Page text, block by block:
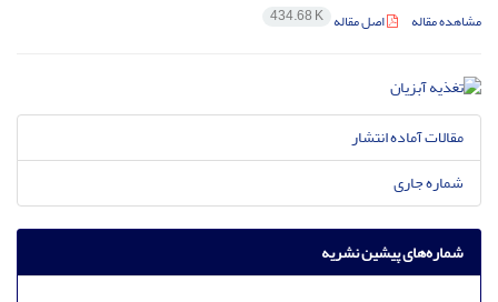
مشاهده مقاله اصل مقاله 434.68 K
مقالات آماده انتشار
شماره جاری
شماره‌های پیشین نشریه